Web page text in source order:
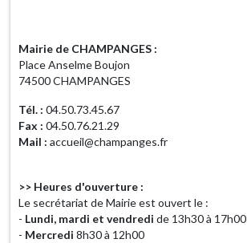
Mairie de CHAMPANGES :
Place Anselme Boujon
74500 CHAMPANGES
Tél. : 04.50.73.45.67
Fax : 04.50.76.21.29
Mail : accueil@champanges.fr
>> Heures d'ouverture :
Le secrétariat de Mairie est ouvert le :
- Lundi, mardi et vendredi de 13h30 à 17h00
- Mercredi 8h30 à 12h00